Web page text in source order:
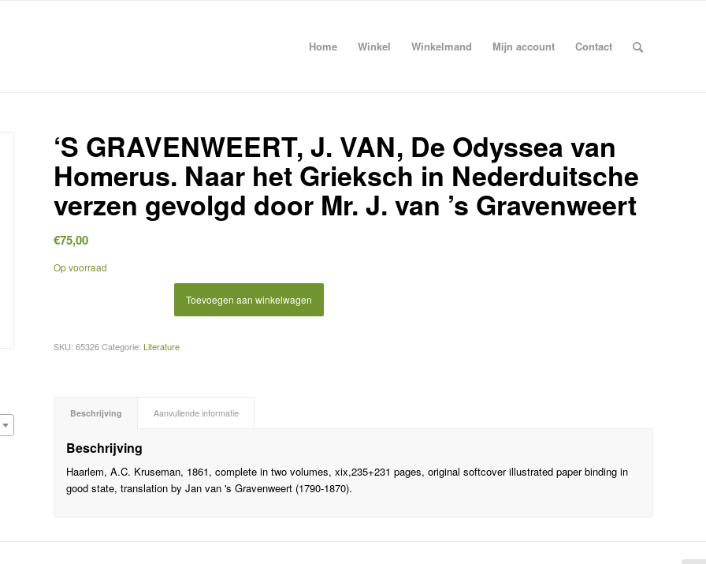
Home Winkel Winkelmand Mijn account Contact
‘S GRAVENWEERT, J. VAN, De Odyssea van
Homerus. Naar het Grieksch in Nederduitsche
verzen gevolgd door Mr. J. van ’s Gravenweert
€75,00
Op voorraad
Toevoegen aan winkelwagen
SKU:65326 Categorie:Literature
Beschrijving Aanvullende informatie
Beschrijving
Haarlem, A.C. Kruseman, 1861, complete in two volumes, xix,235+231 pages, original softcover illustrated paper binding in
good state, translation by Jan van 's Gravenweert (1790-1870).